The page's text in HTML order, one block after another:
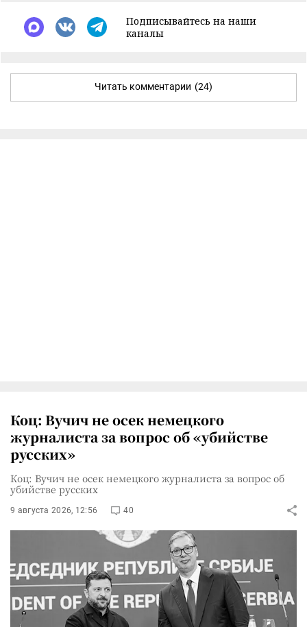
Подписывайтесь на наши
каналы
Читать комментарии (24)
Коц: Вучич не осек немецкого
журналиста за вопрос об «убийстве
русских»
Коц: Вучич не осек немецкого журналиста за вопрос об
убийстве русских
9 августа 2026, 12:56 40